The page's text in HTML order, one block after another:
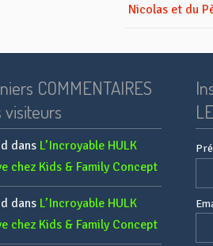
Nicolas et du
COMMENTAIRES
visiteurs
dans L’Incroyable HULK
chez Kids & Family Concept
dans L’Incroyable HULK
chez Kids & Family Concept